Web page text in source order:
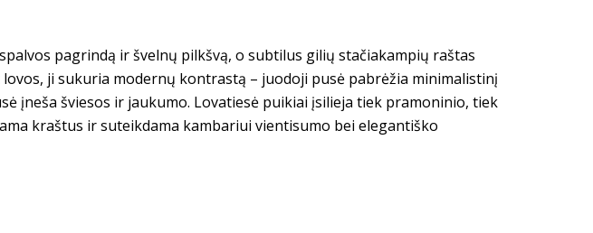
pagrindą ir švelnų pilkšvą, o subtilus gilių stačiakampių raštas
ji sukuria modernų kontrastą – juodoji pusė pabrėžia minimalistinį
įneša šviesos ir jaukumo. Lovatiesė puikiai įsilieja tiek pramoninio, tiek
kraštus ir suteikdama kambariui vientisumo bei elegantiško